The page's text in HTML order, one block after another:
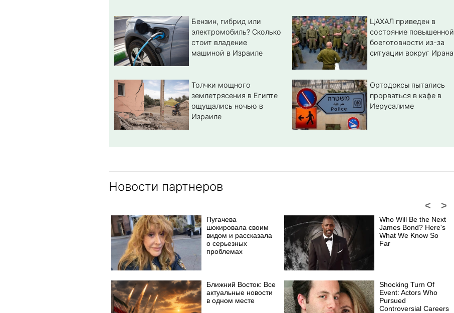
Бензин, гибрид или
электромобиль? Cколько
стоит владение
машиной в Израиле
ЦАХАЛ приведен в
состояние повышенной
боеготовности из-за
ситуации вокруг Ирана
Толчки мощного
землетрясения в Египте
ощущались ночью в
Израиле
Ортодоксы пытались
прорваться в кафе в
Иерусалиме
Новости партнеров
>
<
Пугачева
шокировала своим
видом и рассказала
о серьезных
проблемах
Who Will Be the Next
James Bond? Here's
What We Know So
Far
Ближний Восток: Все
актуальные новости
в одном месте
Shocking Turn Of
Event: Actors Who
Pursued
Controversial Careers